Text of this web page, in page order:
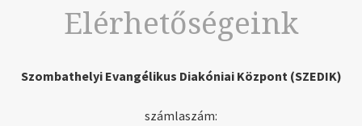
Elérhetőségeink
Szombathelyi Evangélikus Diakóniai Központ (SZEDIK)
számlaszám: